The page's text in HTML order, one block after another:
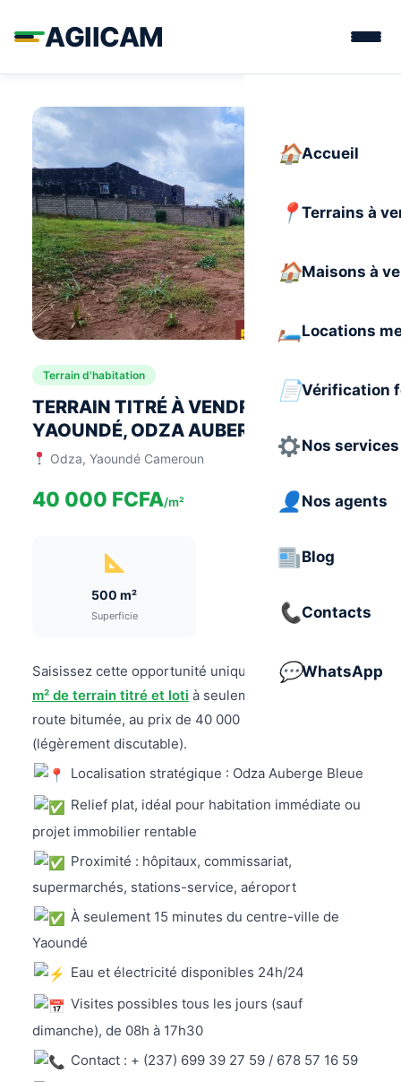
AGIICAM
Accueil
Terrains à
Maisons à
Locations
Vérification
Nos services
Nos agents
Blog
Contacts
WhatsApp
Terrain d'habitation
TERRAIN TITRÉ À VENDRE À
YAOUNDÉ, ODZA AUBERGE BLEUE
Odza, Yaoundé Cameroun
40 000 FCFA/m²
500 m²
Superficie
Saisissez cette opportunité unique d’acquérir500
m² de terrain titré et loti à seulement 100 m de la
route bitumée, au prix de 40 000 FCFA/m²
(légèrement discutable).
Localisation stratégique : Odza Auberge Bleue
Relief plat, idéal pour habitation immédiate ou
projet immobilier rentable
Proximité : hôpitaux, commissariat,
supermarchés, stations-service, aéroport
À seulement 15 minutes du centre-ville de
Yaoundé
Eau et électricité disponibles 24h/24
Visites possibles tous les jours (sauf
dimanche), de 08h à 17h30
Contact : + (237) 699 39 27 59 / 678 57 16 59